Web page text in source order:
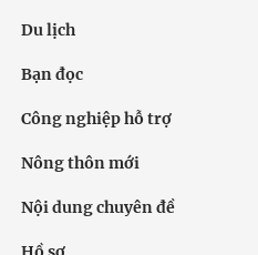
Du lịch
Bạn đọc
Công nghiệp hỗ trợ
Nông thôn mới
Nội dung chuyên đề